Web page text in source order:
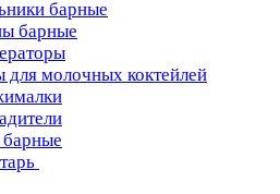
барные
барные
молочных коктейлей